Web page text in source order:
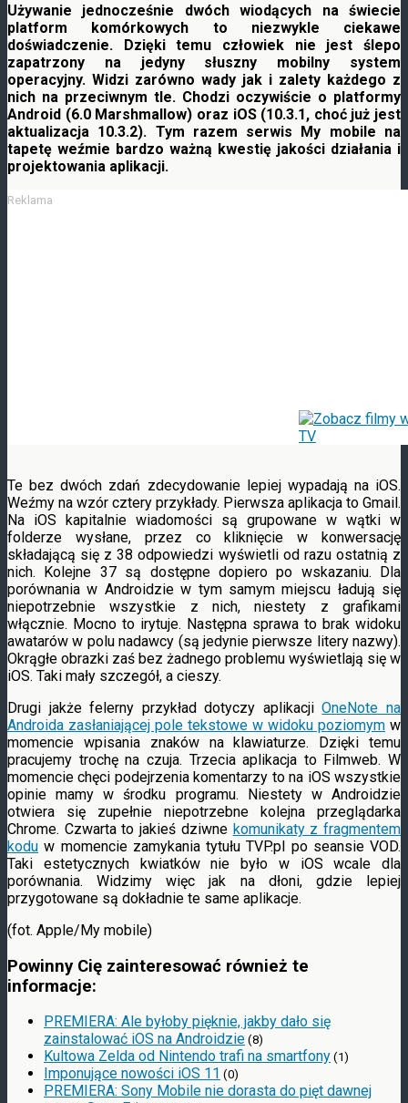
Używanie jednocześnie dwóch wiodących na świecie
platform komórkowych to niezwykle ciekawe
doświadczenie. Dzięki temu człowiek nie jest ślepo
zapatrzony na jedyny słuszny mobilny system
operacyjny. Widzi zarówno wady jak i zalety każdego z
nich na przeciwnym tle. Chodzi oczywiście o platformy
Android (6.0 Marshmallow) oraz iOS (10.3.1, choć już jest
aktualizacja 10.3.2). Tym razem serwis My mobile na
tapetę weźmie bardzo ważną kwestię jakości działania i
projektowania aplikacji.
Reklama
Te bez dwóch zdań zdecydowanie lepiej wypadają na iOS.
Weźmy na wzór cztery przykłady. Pierwsza aplikacja to Gmail.
Na iOS kapitalnie wiadomości są grupowane w wątki w
folderze wysłane, przez co kliknięcie w konwersację
składającą się z 38 odpowiedzi wyświetli od razu ostatnią z
nich. Kolejne 37 są dostępne dopiero po wskazaniu. Dla
porównania w Androidzie w tym samym miejscu ładują się
niepotrzebnie wszystkie z nich, niestety z grafikami
włącznie. Mocno to irytuje. Następna sprawa to brak widoku
awatarów w polu nadawcy (są jedynie pierwsze litery nazwy).
Okrągłe obrazki zaś bez żadnego problemu wyświetlają się w
iOS. Taki mały szczegół, a cieszy.
Drugi jakże felerny przykład dotyczy aplikacjiOneNote na
Androida zasłaniającej pole tekstowe w widoku poziomym w
momencie wpisania znaków na klawiaturze. Dzięki temu
pracujemy trochę na czuja. Trzecia aplikacja to Filmweb. W
momencie chęci podejrzenia komentarzy to na iOS wszystkie
opinie mamy w środku programu. Niestety w Androidzie
otwiera się zupełnie niepotrzebne kolejna przeglądarka
Chrome. Czwarta to jakieś dziwne komunikaty z fragmentem
kodu w momencie zamykania tytułu TVP.pl po seansie VOD.
Taki estetycznych kwiatków nie było w iOS wcale dla
porównania. Widzimy więc jak na dłoni, gdzie lepiej
przygotowane są dokładnie te same aplikacje.
(fot. Apple/My mobile)
Powinny Cię zainteresować również te
informacje:
PREMIERA: Ale byłoby pięknie, jakby dało się
zainstalować iOS na Androidzie (8)
Kultowa Zelda od Nintendo trafi na smartfony (1)
Imponujące nowości iOS 11 (0)
PREMIERA: Sony Mobile nie dorasta do pięt dawnej